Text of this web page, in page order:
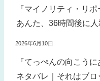
『マイノリティ・リ
あんた、36時間後に人
2026年6月10日
『てっぺんの向こう
ネタバレ｜それはブロ